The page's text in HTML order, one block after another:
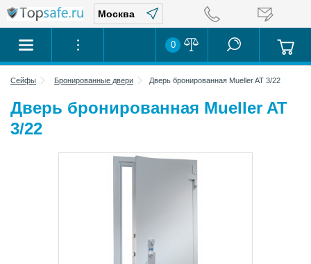
0
Сейфы Бронированные двери Дверь бронированная Mueller AT 3/22
Дверь бронированная Mueller AT
3/22